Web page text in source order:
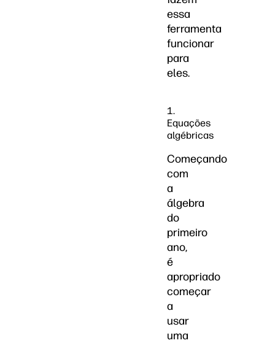
essa
ferramenta
funcionar
para
eles.
1.
Equações
algébricas
Começando
com
a
álgebra
do
primeiro
ano,
é
apropriado
começar
a
usar
uma